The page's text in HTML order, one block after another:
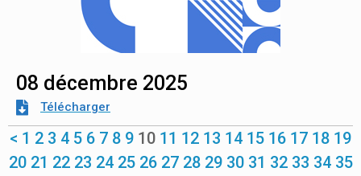
08 décembre 2025
Télécharger
< 1 2 3 4 5 6 7 8 9 10 11 12 13 14 15 16 17 18 19
20 21 22 23 24 25 26 27 28 29 30 31 32 33 34 35